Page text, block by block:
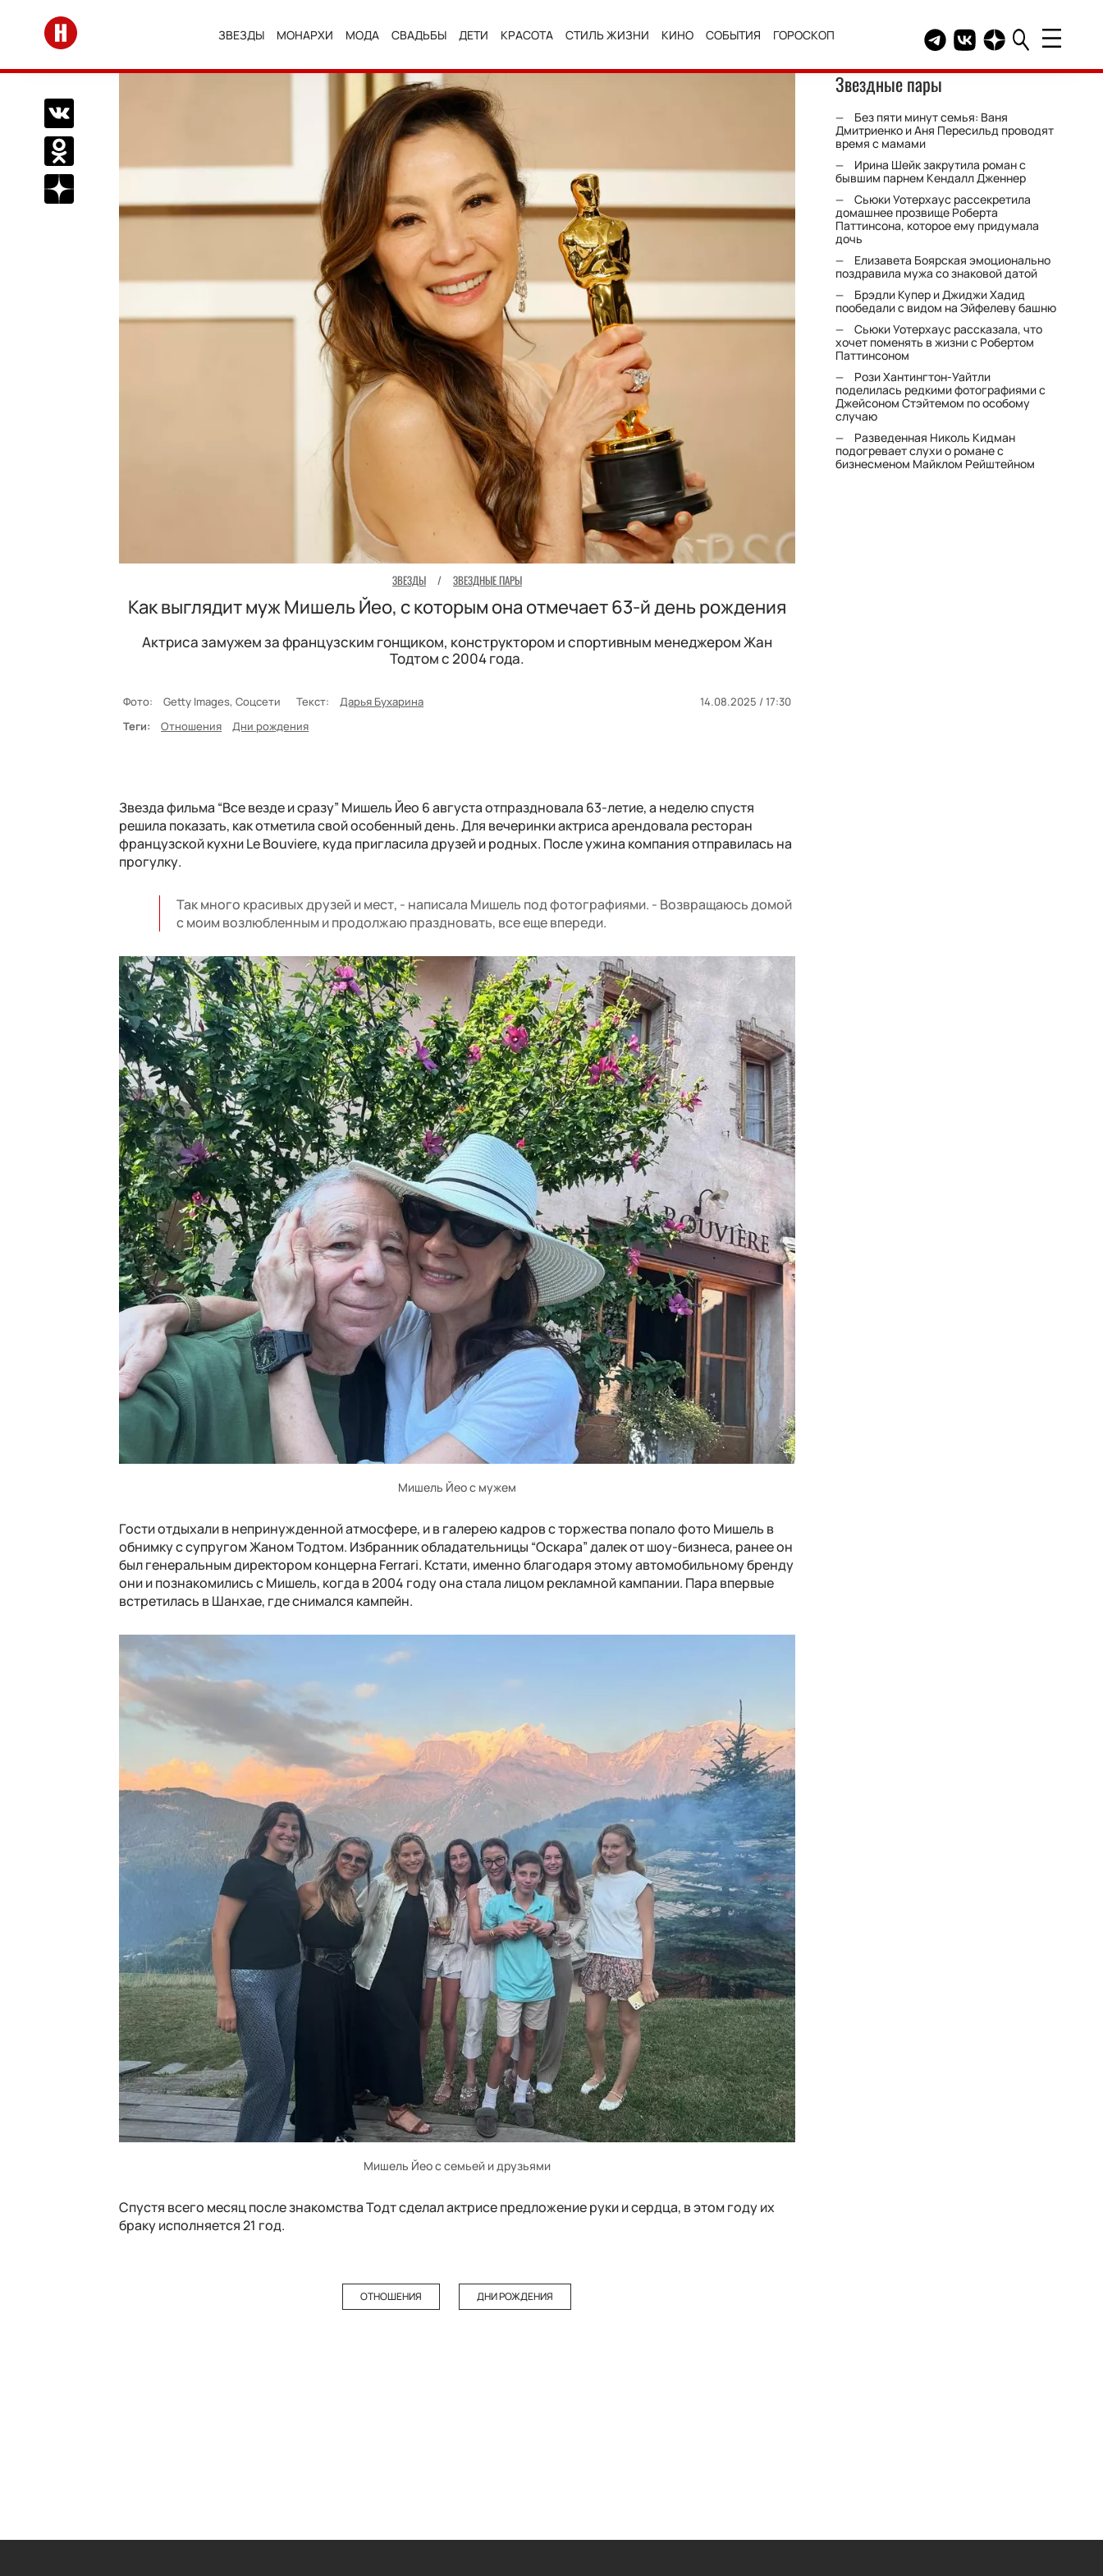
Перейти на главную
ЗВЕЗДЫ МОНАРХИ МОДА СВАДЬБЫ ДЕТИ КРАСОТА СТИЛЬ ЖИЗНИ КИНО СОБЫТИЯ ГОРОСКОП Telegram канал HELLO
Группа HELLO
Канал HELLO в
Поделиться Вконтакте
Поделиться в Одноклассниках
Подписаться на нас в Дзен
ЗВЕЗДЫ / ЗВЕЗДНЫЕ ПАРЫ
Как выглядит муж Мишель Йео, с которым она отмечает 63-й день рождения
Актриса замужем за французским гонщиком, конструктором и спортивным менеджером Жан
Тодтом с 2004 года.
Фото: Getty Images, Соцсети Текст: Дарья Бухарина
14.08.2025 / 17:30
Теги:
Отношения Дни рождения
Звезда фильма “Все везде и сразу” Мишель Йео 6 августа отпраздновала 63-летие, а неделю спустя
решила показать, как отметила свой особенный день. Для вечеринки актриса арендовала ресторан
французской кухни Le Bouviere, куда пригласила друзей и родных. После ужина компания отправилась на
прогулку.
Так много красивых друзей и мест, - написала Мишель под фотографиями. - Возвращаюсь домой
с моим возлюбленным и продолжаю праздновать, все еще впереди.
Мишель Йео с мужем
Гости отдыхали в непринужденной атмосфере, и в галерею кадров с торжества попало фото Мишель в
обнимку с супругом Жаном Тодтом. Избранник обладательницы “Оскара” далек от шоу-бизнеса, ранее он
был генеральным директором концерна Ferrari. Кстати, именно благодаря этому автомобильному бренду
они и познакомились с Мишель, когда в 2004 году она стала лицом рекламной кампании. Пара впервые
встретилась в Шанхае, где снимался кампейн.
Мишель Йео с семьей и друзьями
Спустя всего месяц после знакомства Тодт сделал актрисе предложение руки и сердца, в этом году их
браку исполняется 21 год.
ОТНОШЕНИЯ ДНИ РОЖДЕНИЯ
Звездные пары
Без пяти минут семья: Ваня
Дмитриенко и Аня Пересильд проводят
время с мамами
Ирина Шейк закрутила роман с
бывшим парнем Кендалл Дженнер
Сьюки Уотерхаус рассекретила
домашнее прозвище Роберта
Паттинсона, которое ему придумала
дочь
Елизавета Боярская эмоционально
поздравила мужа со знаковой датой
Брэдли Купер и Джиджи Хадид
пообедали с видом на Эйфелеву башню
Сьюки Уотерхаус рассказала, что
хочет поменять в жизни с Робертом
Паттинсоном
Рози Хантингтон-Уайтли
поделилась редкими фотографиями с
Джейсоном Стэйтемом по особому
случаю
Разведенная Николь Кидман
подогревает слухи о романе с
бизнесменом Майклом Рейштейном